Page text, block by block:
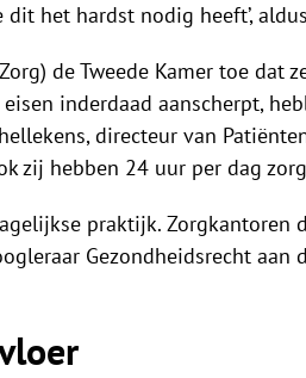
het hardst nodig heeft’,
de Tweede Kamer toe
inderdaad aanscherpt,
directeur van
zij hebben 24 uur per dag
praktijk. Zorgkantoren
Gezondheidsrecht